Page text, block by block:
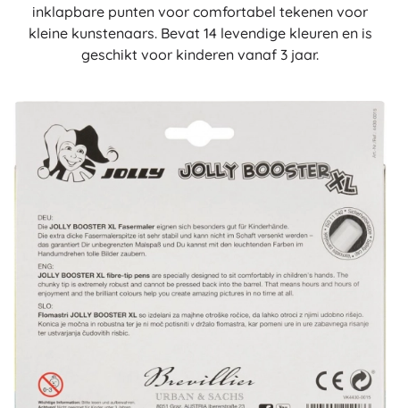
inklapbare punten voor comfortabel tekenen voor
kleine kunstenaars. Bevat 14 levendige kleuren en is
geschikt voor kinderen vanaf 3 jaar.